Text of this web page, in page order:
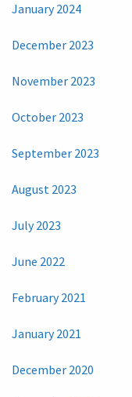
January 2024
December 2023
November 2023
October 2023
September 2023
August 2023
July 2023
June 2022
February 2021
January 2021
December 2020